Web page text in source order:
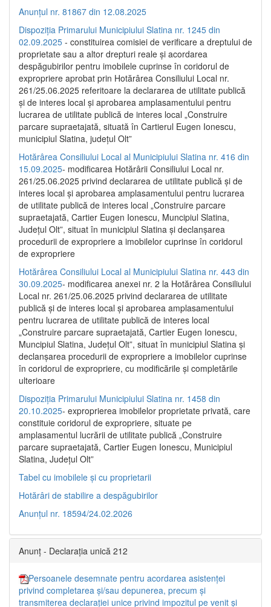
Anunțul nr. 81867 din 12.08.2025
Dispoziția Primarului Municipiului Slatina nr. 1245 din
02.09.2025 - constituirea comisiei de verificare a dreptului de
proprietate sau a altor drepturi reale și acordarea
despăgubirilor pentru imobilele cuprinse în coridorul de
expropriere aprobat prin Hotărârea Consiliului Local nr.
261/25.06.2025 referitoare la declararea de utilitate publică
și de interes local și aprobarea amplasamentului pentru
lucrarea de utilitate publică de interes local „Construire
parcare supraetajată, situată în Cartierul Eugen Ionescu,
municipiul Slatina, județul Olt”
Hotărârea Consiliului Local al Municipiului Slatina nr. 416 din
15.09.2025- modificarea Hotărârii Consiliului Local nr.
261/25.06.2025 privind declararea de utilitate publică și de
interes local și aprobarea amplasamentului pentru lucrarea
de utilitate publică de interes local „Construire parcare
supraetajată, Cartier Eugen Ionescu, Muncipiul Slatina,
Județul Olt”, situat în municipiul Slatina și declanșarea
procedurii de expropriere a imobilelor cuprinse în coridorul
de expropriere
Hotărârea Consiliului Local al Municipiului Slatina nr. 443 din
30.09.2025- modificarea anexei nr. 2 la Hotărârea Consiliului
Local nr. 261/25.06.2025 privind declararea de utilitate
publică şi de interes local şi aprobarea amplasamentului
pentru lucrarea de utilitate publică de interes local
„Construire parcare supraetajată, Cartier Eugen Ionescu,
Muncipiul Slatina, Judeţul Olt”, situat în municipiul Slatina şi
declanşarea procedurii de expropriere a imobilelor cuprinse
în coridorul de expropriere, cu modificările şi completările
ulterioare
Dispoziția Primarului Municipiului Slatina nr. 1458 din
20.10.2025- exproprierea imobilelor proprietate privată, care
constituie coridorul de expropriere, situate pe
amplasamentul lucrării de utilitate publică „Construire
parcare supraetajată, Cartier Eugen Ionescu, Municipiul
Slatina, Județul Olt”
Tabel cu imobilele și cu proprietarii
Hotărâri de stabilire a despăgubirilor
Anunțul nr. 18594/24.02.2026
Anunț - Declarația unică 212
Persoanele desemnate pentru acordarea asistenței
privind completarea și/sau depunerea, precum și
transmiterea declarației unice privind impozitul pe venit și